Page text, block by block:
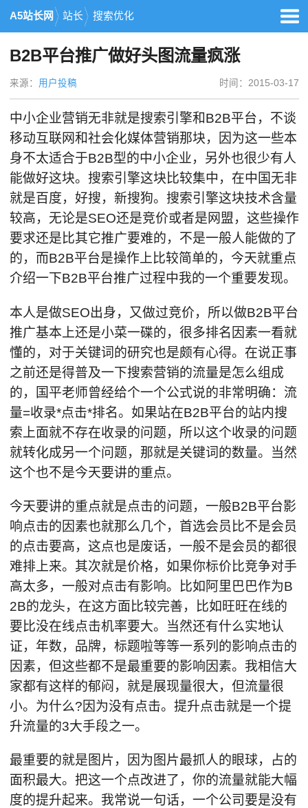
A5站长网 站长 搜索优化
B2B平台推广做好头图流量疯涨
来源： 用户投稿 时间：2015-03-17
中小企业营销无非就是搜索引擎和B2B平台，不谈
移动互联网和社会化媒体营销那块，因为这一些本
身不太适合于B2B型的中小企业，另外也很少有人
能做好这块。搜索引擎这块比较集中，在中国无非
就是百度，好搜，新搜狗。搜索引擎这块技术含量
较高，无论是SEO还是竞价或者是网盟，这些操作
要求还是比其它推广要难的，不是一般人能做的了
的，而B2B平台是操作上比较简单的，今天就重点
介绍一下B2B平台推广过程中我的一个重要发现。
本人是做SEO出身，又做过竞价，所以做B2B平台
推广基本上还是小菜一碟的，很多排名因素一看就
懂的，对于关键词的研究也是颇有心得。在说正事
之前还是得普及一下搜索营销的流量是怎么组成
的，国平老师曾经给个一个公式说的非常明确：流
量=收录*点击*排名。如果站在B2B平台的站内搜
索上面就不存在收录的问题，所以这个收录的问题
就转化成另一个问题，那就是关键词的数量。当然
这个也不是今天要讲的重点。
今天要讲的重点就是点击的问题，一般B2B平台影
响点击的因素也就那么几个，首选会员比不是会员
的点击要高，这点也是废话，一般不是会员的都很
难排上来。其次就是价格，如果你标价比竞争对手
高太多，一般对点击有影响。比如阿里巴巴作为B
2B的龙头，在这方面比较完善，比如旺旺在线的
要比没在线点击机率要大。当然还有什么实地认
证，年数，品牌，标题啦等等一系列的影响点击的
因素，但这些都不是最重要的影响因素。我相信大
家都有这样的郁闷，就是展现量很大，但流量很
小。为什么?因为没有点击。提升点击就是一个提
升流量的3大手段之一。
最重要的就是图片，因为图片最抓人的眼球，占的
面积最大。把这一个点改进了，你的流量就能大幅
度的提升起来。我常说一句话，一个公司要是没有